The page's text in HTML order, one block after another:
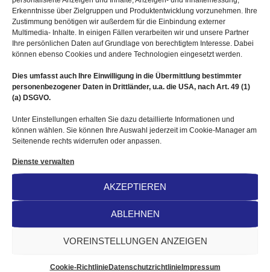
Erkenntnisse über Zielgruppen und Produktentwicklung vorzunehmen. Ihre
Zustimmung benötigen wir außerdem für die Einbindung externer
Multimedia- Inhalte. In einigen Fällen verarbeiten wir und unsere Partner
Ihre persönlichen Daten auf Grundlage von berechtigtem Interesse. Dabei
können ebenso Cookies und andere Technologien eingesetzt werden.
Dies umfasst auch Ihre Einwilligung in die Übermittlung bestimmter
personenbezogener Daten in Drittländer, u.a. die USA, nach Art. 49 (1)
(a) DSGVO.
Unter Einstellungen erhalten Sie dazu detaillierte Informationen und
können wählen. Sie können Ihre Auswahl jederzeit im Cookie-Manager am
Seitenende rechts widerrufen oder anpassen.
Dienste verwalten
AKZEPTIEREN
ABLEHNEN
VOREINSTELLUNGEN ANZEIGEN
Cookie-RichtlinieDatenschutzrichtlinieImpressum
Gespräche als wohlwollender, erfahrener Mentor
der die Motivation des Kindes oder Jugendlichen
Auch die Pubertät oder Schulwechsel sind heute oft
mit größeren Problemen verbunden als früher.
nicht zuletzt sind Fragen wie der Umgang mit
internet usw. immer wieder Beratungsthemen
Nehmen Sie gern Kontakt mit uns auf